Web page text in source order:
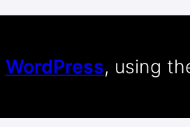
WordPress, using